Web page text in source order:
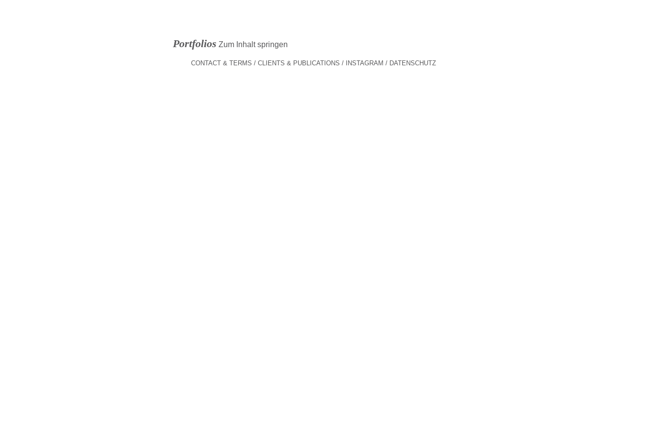
Portfolios Zum Inhalt springen
CONTACT & TERMS CLIENTS & PUBLICATIONS INSTAGRAM DATENSCHUTZ